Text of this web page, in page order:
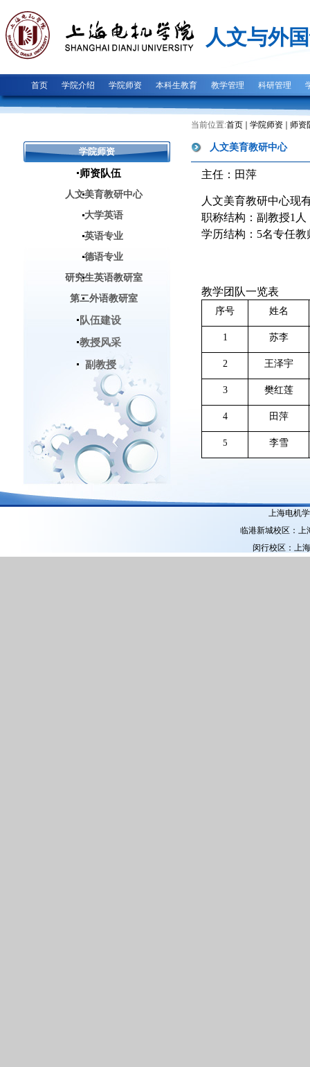
人文与外
首页 学院介绍 学院师资 本科生教育 教学管理 科研管理
学院师资
师资队伍
人文美育教研中心
大学英语
英语专业
德语专业
研究生英语教研室
第二外语教研室
队伍建设
教授风采
副教授
当前位置:首页 学院师资 师资
人文美育教研中心
主任：田萍
人文美育教研中心现
职称结构：副教授1
学历结构：5名专任
教学团队一览表
序号 姓名
1 苏李
2 王泽宇
3 樊红莲
4 田萍
5 李雪
上海电机
临港新城校区：上
闵行校区：上